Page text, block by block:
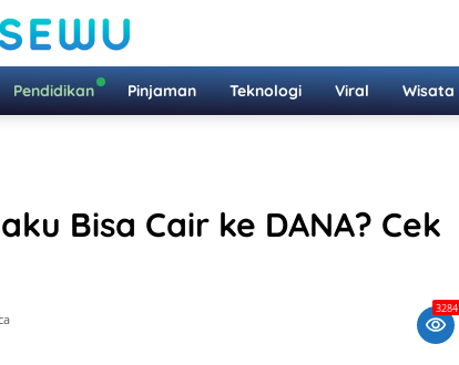
Pendidikan Pinjaman Teknologi Viral Wisata
Bisa Cair ke DANA? Cek
3284